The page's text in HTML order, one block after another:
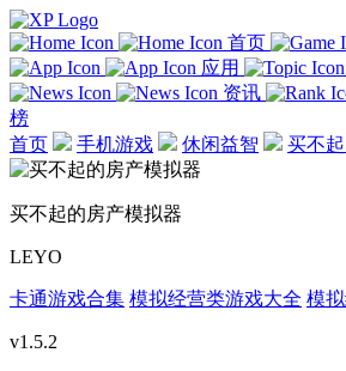
首页
应用
资讯
榜
首页
手机游戏 休闲益智 买不
买不起的房产模拟器
LEYO
卡通游戏合集 模拟经营类游戏大全 模
v1.5.2